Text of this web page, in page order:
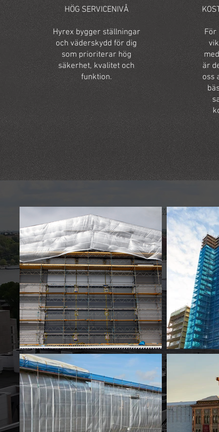
HÖG SERVICENIVÅ
Hyrex bygger ställningar
och väderskydd för dig
som prioriterar hög
säkerhet, kvalitet och
funktion.
För
är
oss